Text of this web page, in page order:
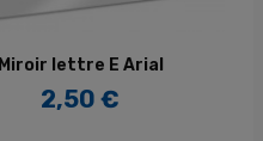
AJOUTER AU PANIER
Miroir lettre E Arial
Prix
2,50 €